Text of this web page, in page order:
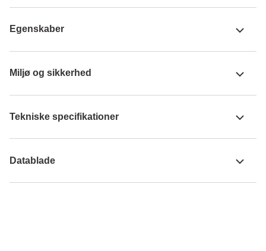
Egenskaber
Miljø og sikkerhed
Tekniske specifikationer
Datablade